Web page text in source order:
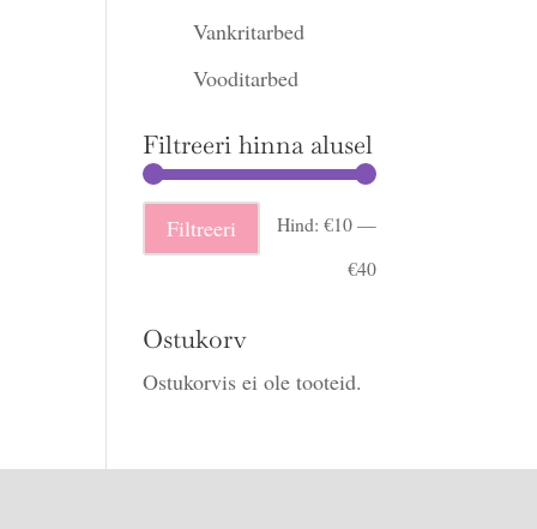
Vankritarbed
Vooditarbed
Filtreeri hinna alusel
Minimaalne
hind
Maksimaalne
hind
Filtreeri Hind: €10—
€40
Ostukorv
Ostukorvis ei ole tooteid.